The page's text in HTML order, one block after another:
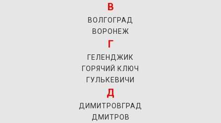
В
ВОЛГОГРАД
ВОРОНЕЖ
Г
ГЕЛЕНДЖИК
ГОРЯЧИЙ КЛЮЧ
ГУЛЬКЕВИЧИ
Д
ДИМИТРОВГРАД
ДМИТРОВ